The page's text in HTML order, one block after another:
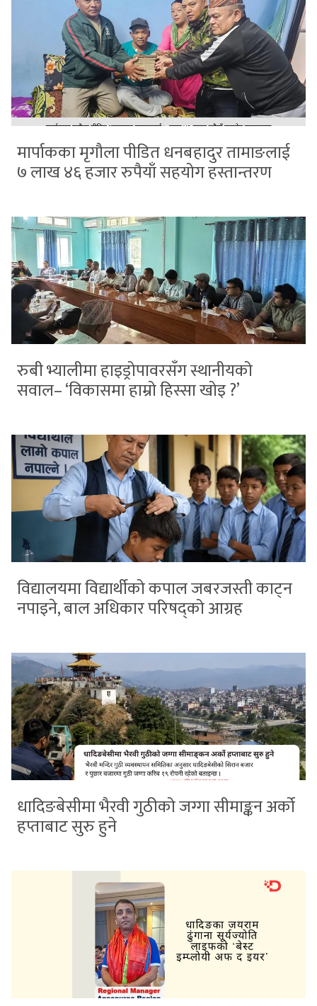
मार्पाकका मृगौला पीडित धनबहादुर तामाङलाई
७ लाख ४६ हजार रुपैयाँ सहयोग हस्तान्तरण
रुबी भ्यालीमा हाइड्रोपावरसँग स्थानीयको
सवाल– ‘विकासमा हाम्रो हिस्सा खोइ ?’
विद्यालयमा विद्यार्थीको कपाल जबरजस्ती काट्न
नपाइने, बाल अधिकार परिषद्को आग्रह
धादिङबेसीमा भैरवी गुठीको जग्गा सीमाङ्कन अर्को
हप्ताबाट सुरु हुने